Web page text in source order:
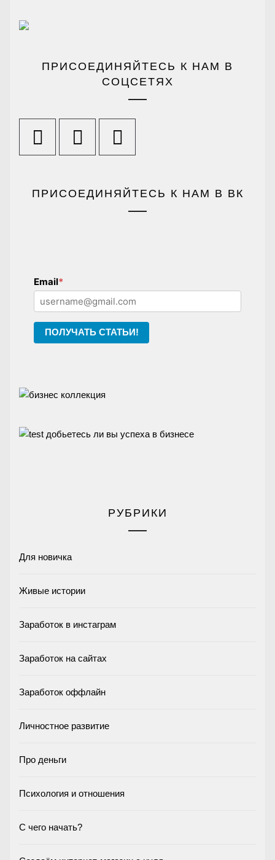
ПРИСОЕДИНЯЙТЕСЬ К НАМ В
СОЦСЕТЯХ
ПРИСОЕДИНЯЙТЕСЬ К НАМ В ВК
Email*
ПОЛУЧАТЬ СТАТЬИ!
РУБРИКИ
Для новичка
Живые истории
Заработок в инстаграм
Заработок на сайтах
Заработок оффлайн
Личностное развитие
Про деньги
Психология и отношения
С чего начать?